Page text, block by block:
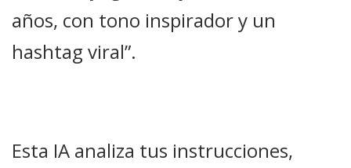
años, con tono inspirador y un
hashtag viral”.
Esta IA analiza tus instrucciones,